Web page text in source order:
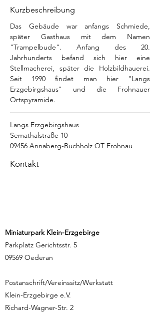
Kurzbeschreibung
Das Gebäude war anfangs Schmiede,
später Gasthaus mit dem Namen
"Trampelbude". Anfang des 20.
Jahrhunderts befand sich hier eine
Stellmacherei, später die Holzbildhauerei.
Seit 1990 findet man hier "Langs
Erzgebirgshaus" und die Frohnauer
Ortspyramide.
Langs Erzgebirgshaus
Semathalstraße 10
09456 Annaberg-Buchholz OT Frohnau
Kontakt
Miniaturpark Klein-Erzgebirge
Parkplatz Gerichtsstr. 5
09569 Oederan
Postanschrift/Vereinssitz/Werkstatt
Klein-Erzgebirge e.V.
Richard-Wagner-Str. 2